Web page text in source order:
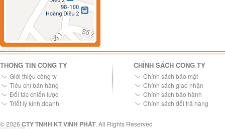
THÔNG TIN CÔNG TY
Giới thiệu công ty
Tiêu chí bán hàng
Đối tác chiến lược
Triết lý kinh doanh
CHÍNH SÁCH CÔNG TY
Chính sách bảo mật
Chính sách giao nhận
Chính sách bảo hành
Chính sách đổi trả hàng
© 2026 CTY TNHH KT VINH PHÁT. All Rights Reserved